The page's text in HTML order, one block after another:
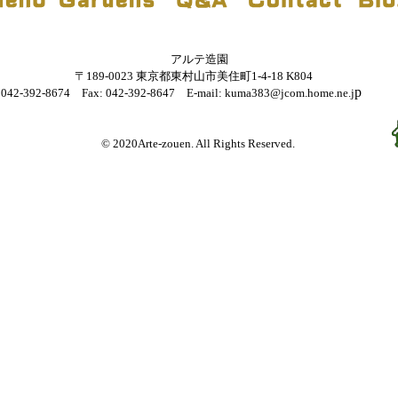
アルテ造園
〒189-0023 東京都東村山市美住町1-4-18 K804
392-8674 Fax: 042-392-8647 E-mail: kuma383@jcom.home.ne.j
© 2020Arte-zouen. All Rights Reserved.